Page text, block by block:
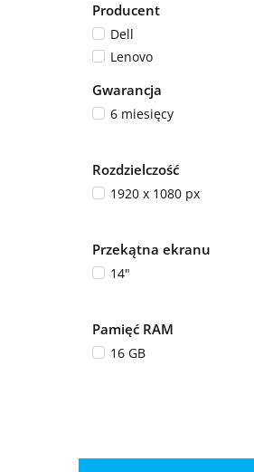
Producent
Dell
Lenovo
Gwarancja
6 miesięcy
Rozdzielczość
1920 x 1080 px
Przekątna ekranu
14"
Pamięć RAM
16 GB